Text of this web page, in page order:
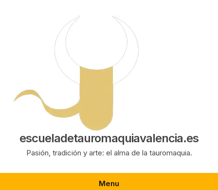
escueladetauromaquiavalencia.es
Pasión, tradición y arte: el alma de la tauromaquia.
Menu